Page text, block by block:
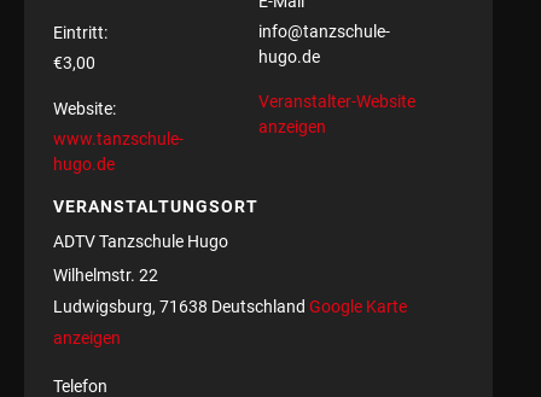
Eintritt:
€3,00
Website:
www.tanzschule-
hugo.de
VERANSTALTUNGSORT
ADTV Tanzschule Hugo
Wilhelmstr. 22
Ludwigsburg, 71638 Deutschland Google Karte
anzeigen
Telefon
info@tanzschule-
hugo.de
Veranstalter-Website
anzeigen